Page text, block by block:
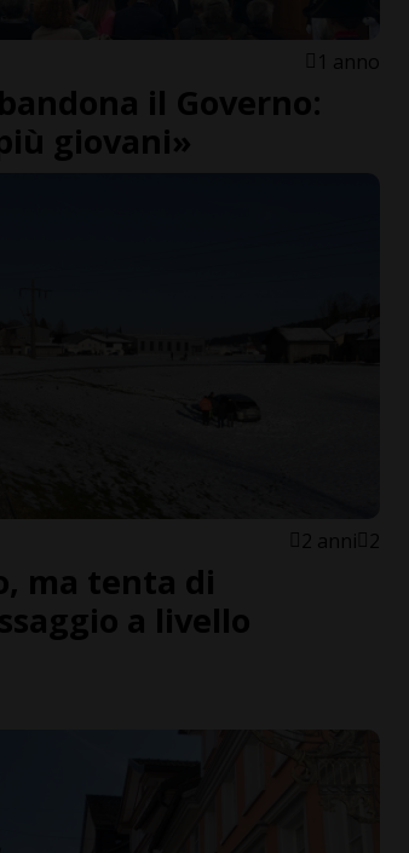
1 anno
il Governo:
giovani»
2 anni 2
ma tenta di
a livello